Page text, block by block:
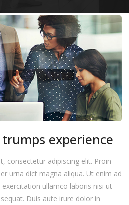
experience
consectetur adipiscing elit. Proin
urna dict magna aliqua. Ut enim ad
ullamco laboris nisi ut
Duis aute irure dolor in